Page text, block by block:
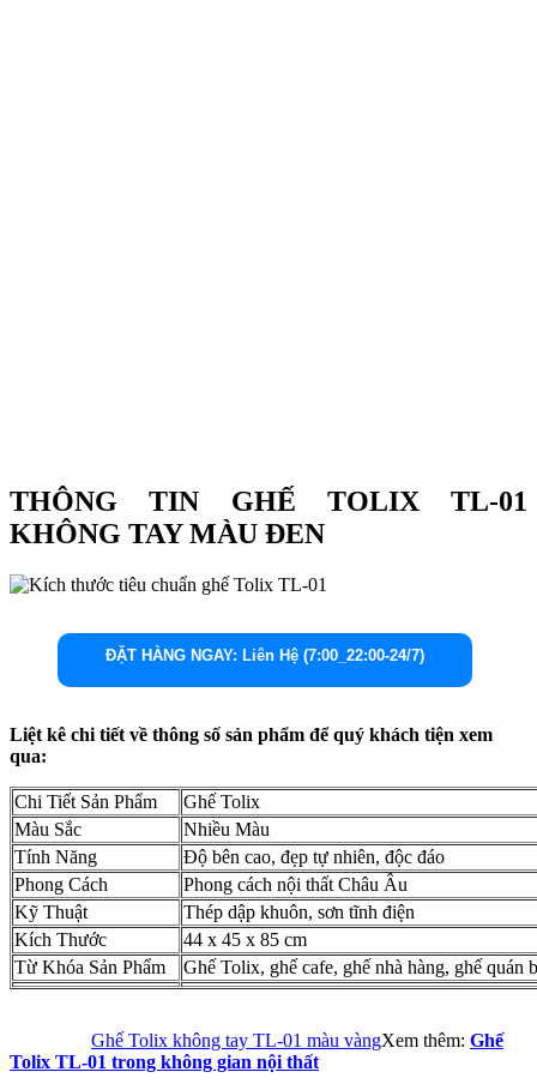
THÔNG TIN GHẾ TOLIX TL-01
KHÔNG TAY MÀU ĐEN
ĐẶT HÀNG NGAY: Liên Hệ (7:00_22:00-24/7)
Liệt kê chi tiết về thông số sản phẩm để quý khách tiện xem
qua:
Chi Tiết Sản Phẩm
Ghế Tolix
Màu Sắc
Nhiều Màu
Tính Năng
Độ bên cao, đẹp tự nhiên, độc đáo
Phong Cách
Phong cách nội thất Châu Âu
Kỹ Thuật
Thép dập khuôn, sơn tĩnh điện
Kích Thước
44 x 45 x 85 cm
Từ Khóa Sản Phẩm
Ghế Tolix, ghế cafe, ghế nhà hàng, ghế quán
Ghế Tolix không tay TL-01 màu vàngXem thêm: Ghế
Tolix TL-01 trong không gian nội thất